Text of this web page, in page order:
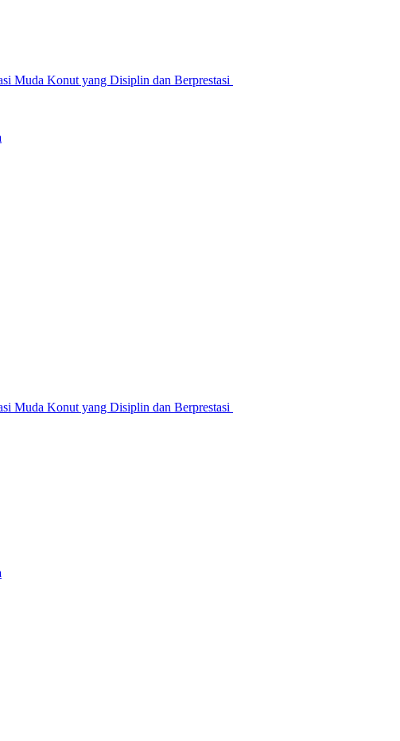
Muda Konut yang Disiplin dan Berprestasi
Muda Konut yang Disiplin dan Berprestasi